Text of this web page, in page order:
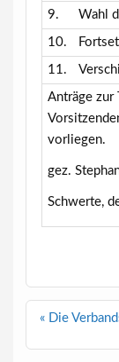
9. Wahl
10.
11.
Anträge zur
vorliegen.
gez.
Schwerte,
« Die